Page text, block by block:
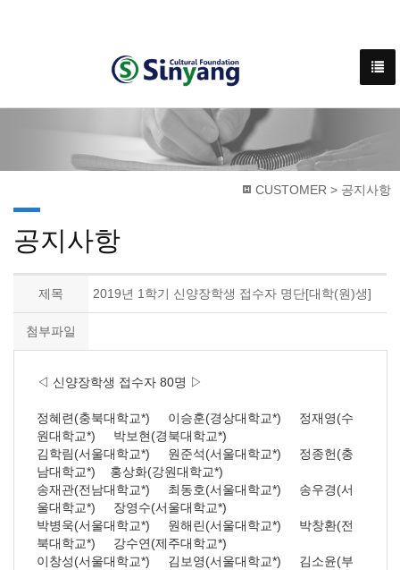
CUSTOMER > 공지사항
공지사항
제목 2019년 1학기 신양장학생 접수자 명단[대학(원)생]
첨부파일
◁ 신양장학생 접수자 80명 ▷
정혜련(충북대학교*) 이승훈(경상대학교*) 정재영(수
원대학교*) 박보현(경북대학교*)
김학림(서울대학교*) 원준석(서울대학교*) 정종헌(충
남대학교*) 홍상화(강원대학교*)
송재관(전남대학교*) 최동호(서울대학교*) 송우경(서
울대학교*) 장영수(서울대학교*)
박병욱(서울대학교*) 원해린(서울대학교*) 박창환(전
북대학교*) 강수연(제주대학교*)
이창성(서울대학교*) 김보영(서울대학교*) 김소윤(부